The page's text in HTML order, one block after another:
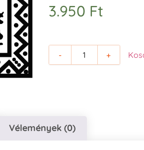
3.950 Ft
- +
Vélemények (0)